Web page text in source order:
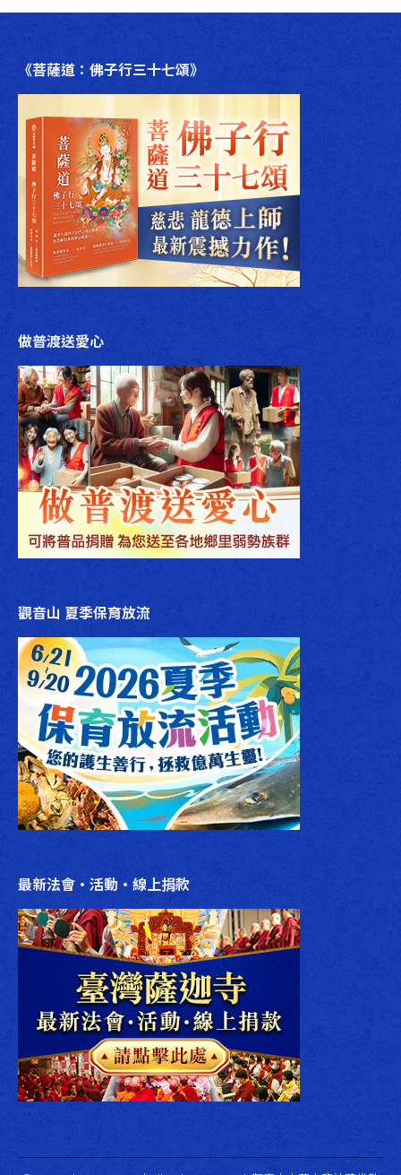
章：
《菩薩道：佛子行三十七頌》
做普渡送愛心
觀音山 夏季保育放流
最新法會‧活動‧線上捐款